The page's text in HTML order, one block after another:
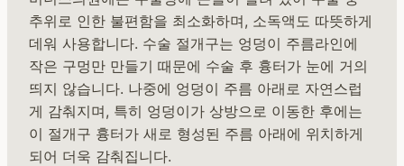
추위로 인한 불편함을 최소화하며, 소독액도 따뜻하게
데워 사용합니다. 수술 절개구는 엉덩이 주름라인에
작은 구멍만 만들기 때문에 수술 후 흉터가 눈에 거의
띄지 않습니다. 나중에 엉덩이 주름 아래로 자연스럽
게 감춰지며, 특히 엉덩이가 상방으로 이동한 후에는
이 절개구 흉터가 새로 형성된 주름 아래에 위치하게
되어 더욱 감춰집니다.